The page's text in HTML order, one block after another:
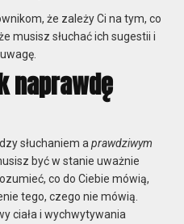
że zależy Ci na tym, co
musisz słuchać ich sugestii i
naprawdę
słuchaniem aprawdziwym
być w stanie uważnie
co do Ciebie mówią,
tego, czego nie mówią.
ciała i wychwytywania